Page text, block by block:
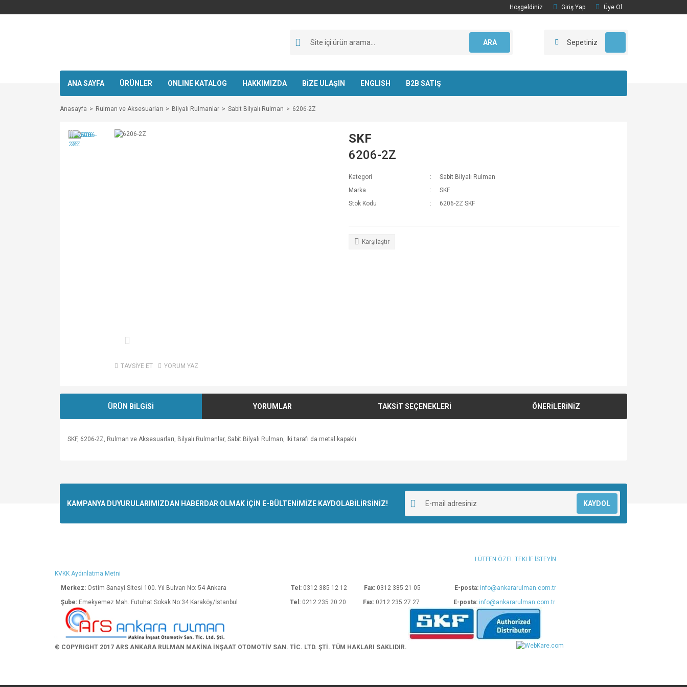
Hoşgeldiniz Giriş Yap Üye Ol
ARA Sepetiniz
ANA SAYFA ÜRÜNLER ONLINE KATALOG HAKKIMIZDA BİZE ULAŞIN ENGLISH B2B SATIŞ
Anasayfa Rulman ve Aksesuarları Bilyalı Rulmanlar Sabit Bilyalı Rulman 6206-2Z
TAVSİYE ET YORUM YAZ
SKF
6206-2Z
Kategori
Sabit Bilyalı Rulman
Marka
SKF
Stok Kodu
6206-2Z SKF
Karşılaştır
ÜRÜN BİLGİSİ YORUMLAR TAKSİT SEÇENEKLERİ ÖNERİLERİNİZ
SKF, 6206-2Z, Rulman ve Aksesuarları, Bilyalı Rulmanlar, Sabit Bilyalı Rulman, İki tarafı da metal kapaklı
Ürün resmi kalitesiz, bozuk veya görüntülenemiyor.
KAMPANYA DUYURULARIMIZDAN HABERDAR OLMAK İÇİN E-BÜLTENİMİZE KAYDOLABİLİRSİNİZ! KAYDOL
LÜTFEN ÖZEL TEKLİF İSTEYİN
KVKK Aydınlatma Metni
Merkez: Ostim Sanayi Sitesi 100. Yıl Bulvarı No: 54 Ankara Tel: 0312 385 12 12 Fax: 0312 385 21 05 E-posta: info@ankararulman.com.tr
Şube: Emekyemez Mah. Futuhat Sokak No:34 Karaköy/İstanbul Tel: 0212 235 20 20 Fax: 0212 235 27 27 E-posta: info@ankararulman.com.tr
© COPYRIGHT 2017 ARS ANKARA RULMAN MAKİNA İNŞAAT OTOMOTİV SAN. TİC. LTD. ŞTİ. TÜM HAKLARI SAKLIDIR.